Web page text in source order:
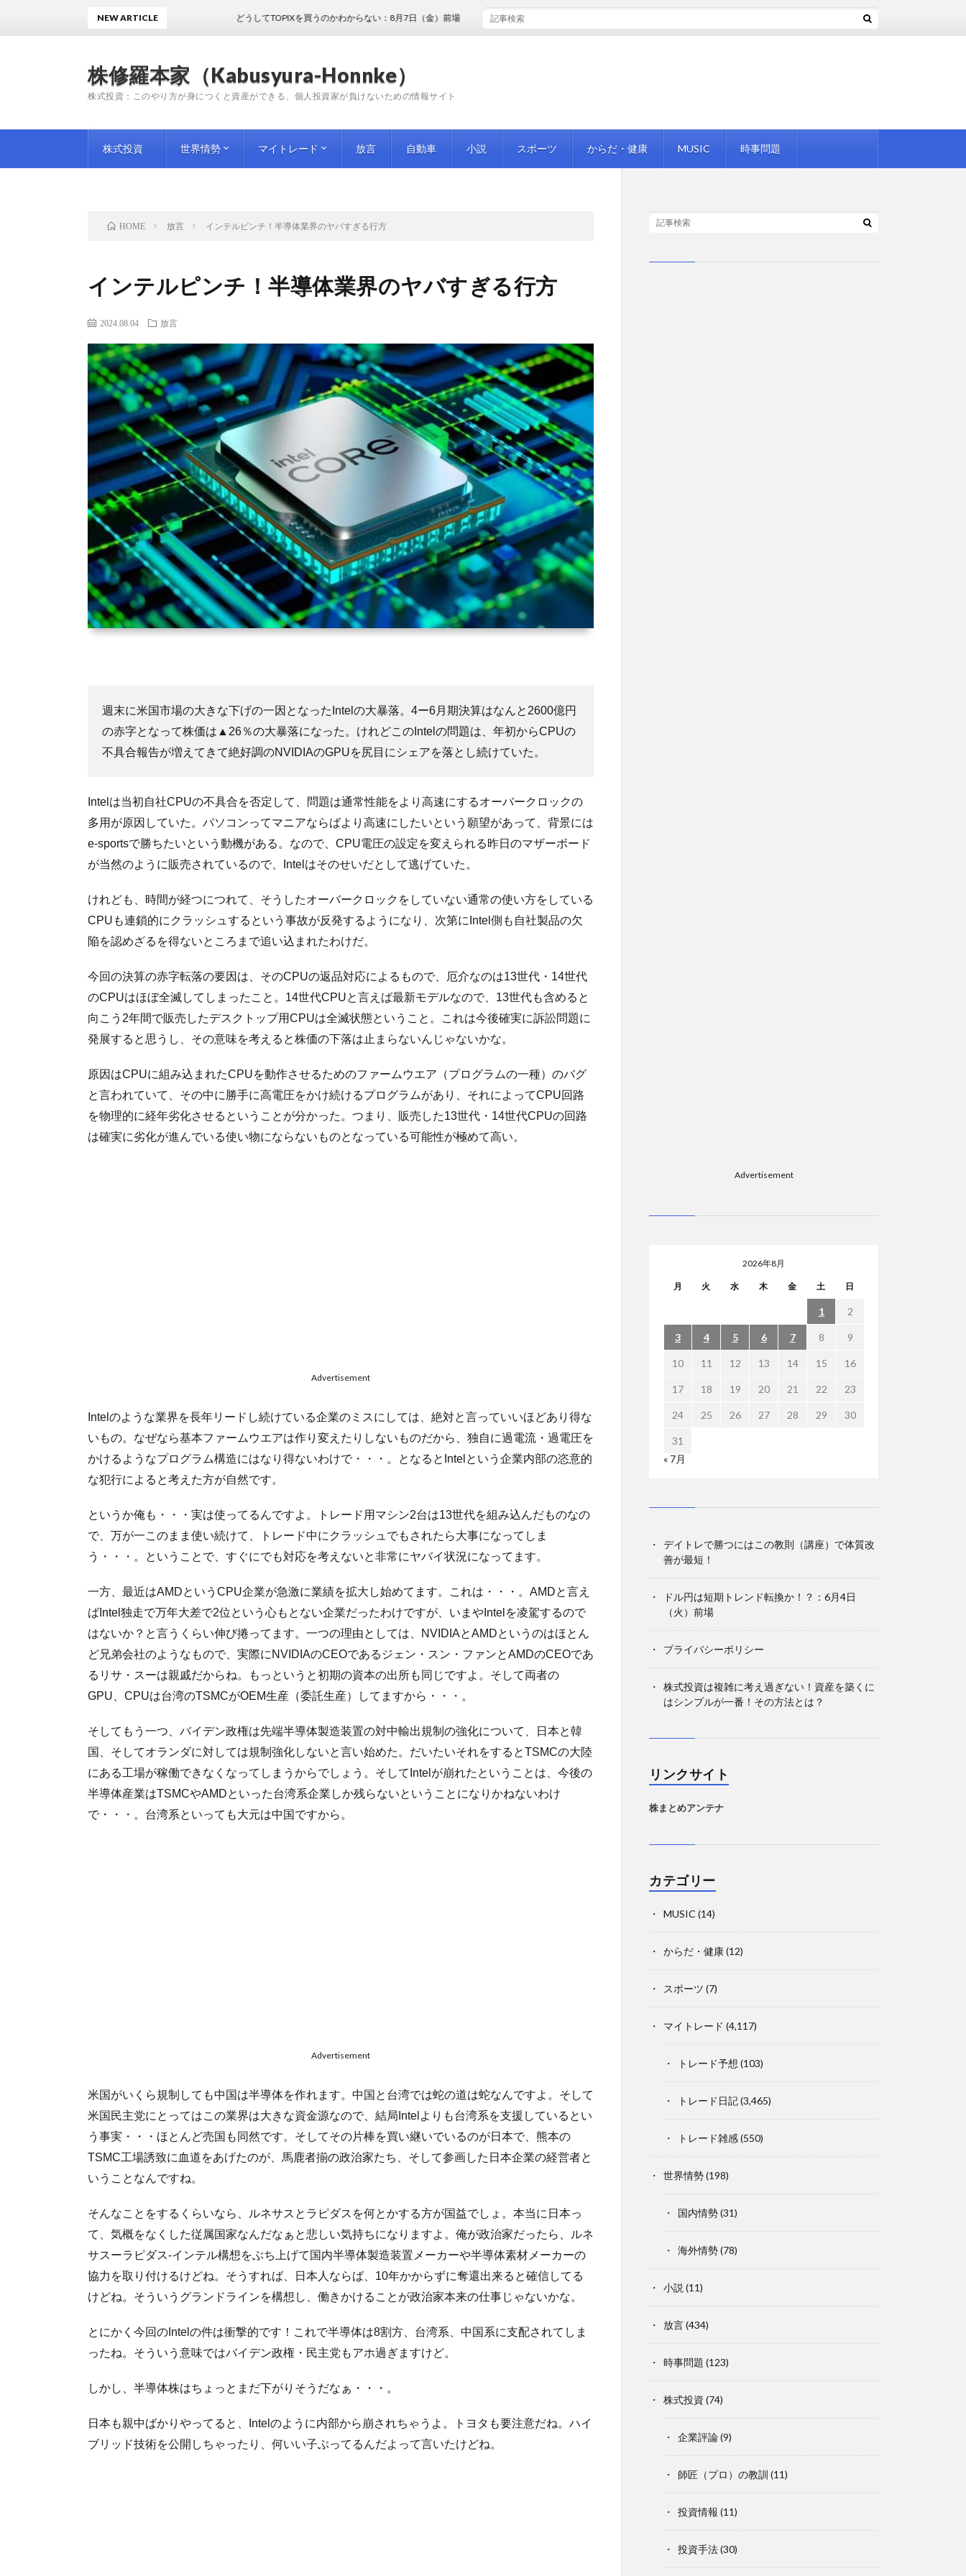
株修羅本家（Kabusyura-Honnke）
株式投資：このやり方が身につくと資産ができる、個人投資家が負けないための情報サイト
株式投資 世界情勢 マイトレード 放言 自動車 小説 スポーツ からだ・健康 MUSIC 時事問題
NEW ARTICLE どうしてTOPIXを買うのかわからない：8月7日（金）前場
HOME 放言 インテルピンチ！半導体業界のヤバすぎる行方
インテルピンチ！半導体業界のヤバすぎる行方
2024.08.04 放言
週末に米国市場の大きな下げの一因となったIntelの大暴落。4ー6月期決算はなんと2600億円
の赤字となって株価は▲26％の大暴落になった。けれどこのIntelの問題は、年初からCPUの
不具合報告が増えてきて絶好調のNVIDIAのGPUを尻目にシェアを落とし続けていた。
Intelは当初自社CPUの不具合を否定して、問題は通常性能をより高速にするオーバークロックの
多用が原因していた。パソコンってマニアならばより高速にしたいという願望があって、背景には
e-sportsで勝ちたいという動機がある。なので、CPU電圧の設定を変えられる昨日のマザーボード
が当然のように販売されているので、Intelはそのせいだとして逃げていた。
けれども、時間が経つにつれて、そうしたオーバークロックをしていない通常の使い方をしている
CPUも連鎖的にクラッシュするという事故が反発するようになり、次第にIntel側も自社製品の欠
陥を認めざるを得ないところまで追い込まれたわけだ。
今回の決算の赤字転落の要因は、そのCPUの返品対応によるもので、厄介なのは13世代・14世代
のCPUはほぼ全滅してしまったこと。14世代CPUと言えば最新モデルなので、13世代も含めると
向こう2年間で販売したデスクトップ用CPUは全滅状態ということ。これは今後確実に訴訟問題に
発展すると思うし、その意味を考えると株価の下落は止まらないんじゃないかな。
原因はCPUに組み込まれたCPUを動作させるためのファームウエア（プログラムの一種）のバグ
と言われていて、その中に勝手に高電圧をかけ続けるプログラムがあり、それによってCPU回路
を物理的に経年劣化させるということが分かった。つまり、販売した13世代・14世代CPUの回路
は確実に劣化が進んでいる使い物にならないものとなっている可能性が極めて高い。
Advertisement
Intelのような業界を長年リードし続けている企業のミスにしては、絶対と言っていいほどあり得な
いもの。なぜなら基本ファームウエアは作り変えたりしないものだから、独自に過電流・過電圧を
かけるようなプログラム構造にはなり得ないわけで・・・。となるとIntelという企業内部の恣意的
な犯行によると考えた方が自然です。
というか俺も・・・実は使ってるんですよ。トレード用マシン2台は13世代を組み込んだものなの
で、万が一このまま使い続けて、トレード中にクラッシュでもされたら大事になってしま
う・・・。ということで、すぐにでも対応を考えないと非常にヤバイ状況になってます。
一方、最近はAMDというCPU企業が急激に業績を拡大し始めてます。これは・・・。AMDと言え
ばIntel独走で万年大差で2位という心もとない企業だったわけですが、いまやIntelを凌駕するので
はないか？と言うくらい伸び捲ってます。一つの理由としては、NVIDIAとAMDというのはほとん
ど兄弟会社のようなもので、実際にNVIDIAのCEOであるジェン・スン・ファンとAMDのCEOであ
るリサ・スーは親戚だからね。もっというと初期の資本の出所も同じですよ。そして両者の
GPU、CPUは台湾のTSMCがOEM生産（委託生産）してますから・・・。
そしてもう一つ、バイデン政権は先端半導体製造装置の対中輸出規制の強化について、日本と韓
国、そしてオランダに対しては規制強化しないと言い始めた。だいたいそれをするとTSMCの大陸
にある工場が稼働できなくなってしまうからでしょう。そしてIntelが崩れたということは、今後の
半導体産業はTSMCやAMDといった台湾系企業しか残らないということになりかねないわけ
で・・・。台湾系といっても大元は中国ですから。
Advertisement
米国がいくら規制しても中国は半導体を作れます。中国と台湾では蛇の道は蛇なんですよ。そして
米国民主党にとってはこの業界は大きな資金源なので、結局Intelよりも台湾系を支援しているとい
う事実・・・ほとんど売国も同然です。そしてその片棒を買い継いでいるのが日本で、熊本の
TSMC工場誘致に血道をあげたのが、馬鹿者揃の政治家たち、そして参画した日本企業の経営者と
いうことなんですね。
そんなことをするくらいなら、ルネサスとラピダスを何とかする方が国益でしょ。本当に日本っ
て、気概をなくした従属国家なんだなぁと悲しい気持ちになりますよ。俺が政治家だったら、ルネ
サスーラピダス-インテル構想をぶち上げて国内半導体製造装置メーカーや半導体素材メーカーの
協力を取り付けるけどね。そうすれば、日本人ならば、10年かからずに奪還出来ると確信してる
けどね。そういうグランドラインを構想し、働きかけることが政治家本来の仕事じゃないかな。
とにかく今回のIntelの件は衝撃的です！これで半導体は8割方、台湾系、中国系に支配されてしま
ったね。そういう意味ではバイデン政権・民主党もアホ過ぎますけど。
しかし、半導体株はちょっとまだ下がりそうだなぁ・・・。
日本も親中ばかりやってると、Intelのように内部から崩されちゃうよ。トヨタも要注意だね。ハイ
ブリッド技術を公開しちゃったり、何いい子ぶってるんだよって言いたけどね。
Advertisement
2026年8月
月 火 水 木 金 土 日
1 2
3 4 5 6 7 8 9
10 11 12 13 14 15 16
17 18 19 20 21 22 23
24 25 26 27 28 29 30
31
« 7月
デイトレで勝つにはこの教則（講座）で体質改
善が最短！
ドル円は短期トレンド転換か！？：6月4日
（火）前場
プライバシーポリシー
株式投資は複雑に考え過ぎない！資産を築くに
はシンプルが一番！その方法とは？
リンクサイト
株まとめアンテナ
カテゴリー
MUSIC (14)
からだ・健康(12)
スポーツ (7)
マイトレード (4,117)
トレード予想 (103)
トレード日記(3,465)
トレード雑感(550)
世界情勢(198)
国内情勢(31)
海外情勢(78)
小説 (11)
放言(434)
時事問題 (123)
株式投資 (74)
企業評論(9)
師匠（プロ）の教訓 (11)
投資情報 (11)
投資手法(30)